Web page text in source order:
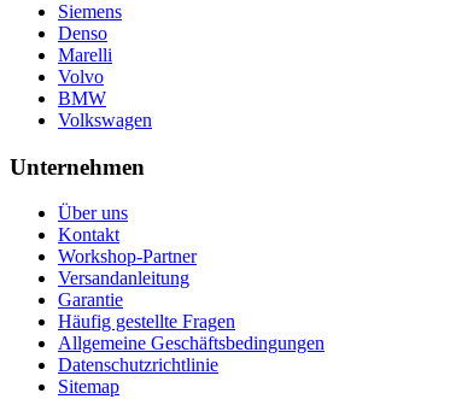
Siemens
Denso
Marelli
Volvo
BMW
Volkswagen
Unternehmen
Über uns
Kontakt
Workshop-Partner
Versandanleitung
Garantie
Häufig gestellte Fragen
Allgemeine Geschäftsbedingungen
Datenschutzrichtlinie
Sitemap